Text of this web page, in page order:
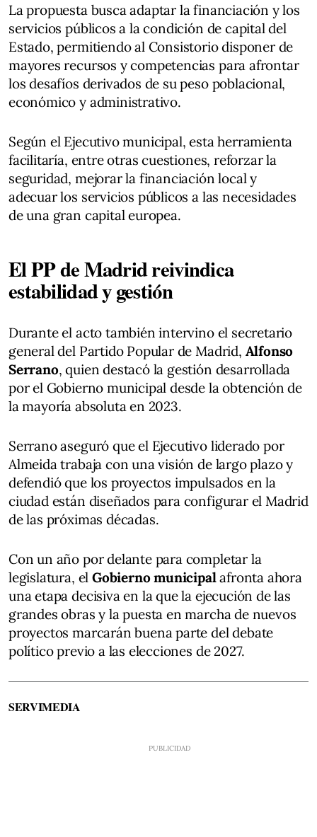
La propuesta busca adaptar la financiación y los
servicios públicos a la condición de capital del
Estado, permitiendo al Consistorio disponer de
mayores recursos y competencias para afrontar
los desafíos derivados de su peso poblacional,
económico y administrativo.
Según el Ejecutivo municipal, esta herramienta
facilitaría, entre otras cuestiones, reforzar la
seguridad, mejorar la financiación local y
adecuar los servicios públicos a las necesidades
de una gran capital europea.
El PP de Madrid reivindica
estabilidad y gestión
Durante el acto también intervino el secretario
general del Partido Popular de Madrid, Alfonso
Serrano, quien destacó la gestión desarrollada
por el Gobierno municipal desde la obtención de
la mayoría absoluta en 2023.
Serrano aseguró que el Ejecutivo liderado por
Almeida trabaja con una visión de largo plazo y
defendió que los proyectos impulsados en la
ciudad están diseñados para configurar el Madrid
de las próximas décadas.
Con un año por delante para completar la
legislatura, el Gobierno municipalafronta ahora
una etapa decisiva en la que la ejecución de las
grandes obras y la puesta en marcha de nuevos
proyectos marcarán buena parte del debate
político previo a las elecciones de 2027.
SERVIMEDIA